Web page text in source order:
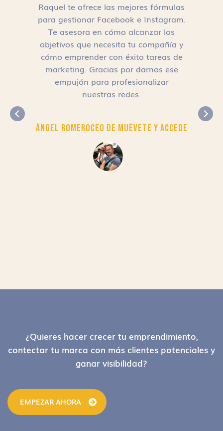
Raquel te ofrece las mejores fórmulas
para gestionar Facebook e Instagram.
Te asesora en cómo alcanzar los
objetivos que necesita tu compañía y
cómo emprender con éxito tareas de
marketing. Gracias por darnos ese
empujón para profesionalizar
nuestras redes.
Ángel RomeroCEO de Muévete y Accede
Footer¿Quieres hacer crecer tu emprendimiento,
contectar tu marca con más clientes potenciales y
ganar visibilidad?
EMPEZAR AHORA